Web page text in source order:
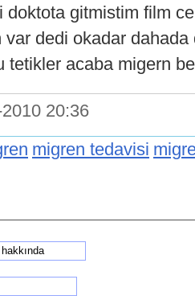
doktota gitmistim film
var dedi okadar
tetikler acaba migern
20:36
migren tedavisi